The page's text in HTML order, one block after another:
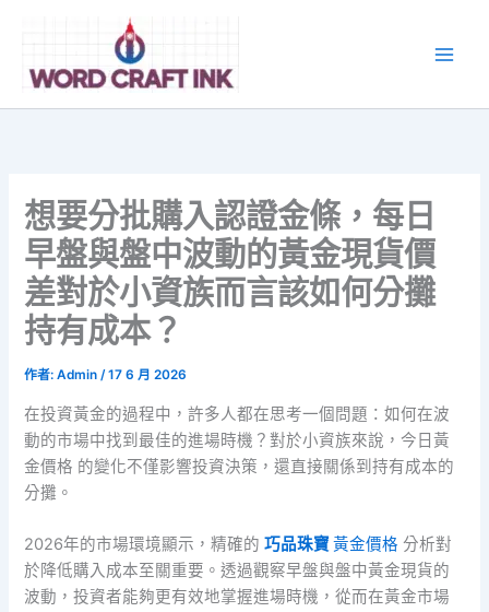
想要分批購入認證金條，每日
早盤與盤中波動的黃金現貨價
差對於小資族而言該如何分攤
持有成本？
作者:Admin/17 6 月 2026
在投資黃金的過程中，許多人都在思考一個問題：如何在波
動的市場中找到最佳的進場時機？對於小資族來說，今日黃
金價格 的變化不僅影響投資決策，還直接關係到持有成本的
分攤。
2026年的市場環境顯示，精確的巧品珠寶黃金價格 分析對
於降低購入成本至關重要。透過觀察早盤與盤中黃金現貨的
波動，投資者能夠更有效地掌握進場時機，從而在黃金市場